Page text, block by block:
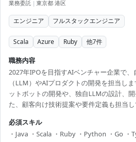
業務委託 | 東京都 港区
エンジニア フルスタックエンジニア
Scala Azure Ruby 他7件
職務内容
2027年IPOを目指すAIベンチャー企業で
（LLM）やAIプロダクトの開発を担当し
ットボットの開発や、独自LLMの設計、
た、顧客向け技術提案や要件定義も担当
Azure OpenAI Serviceを用いたチャットボ
案および要件定義 【アピールポイント】
必須スキル
・Java ・Scala ・Ruby ・Python ・Go